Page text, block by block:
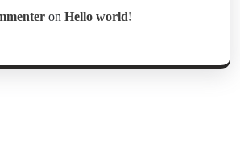
on Hello world!